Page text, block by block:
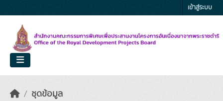
เข้าสู่ระบบ
ชุดข้อมูล